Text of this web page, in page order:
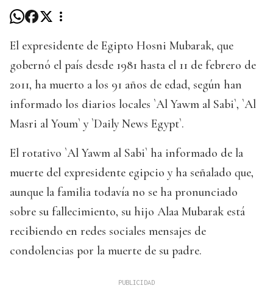
El expresidente de Egipto Hosni Mubarak, que
gobernó el país desde 1981 hasta el 11 de febrero de
2011, ha muerto a los 91 años de edad, según han
informado los diarios locales `Al Yawm al Sabi`, `Al
Masri al Youm` y `Daily News Egypt`.
El rotativo `Al Yawm al Sabi` ha informado de la
muerte del expresidente egipcio y ha señalado que,
aunque la familia todavía no se ha pronunciado
sobre su fallecimiento, su hijo Alaa Mubarak está
recibiendo en redes sociales mensajes de
condolencias por la muerte de su padre.